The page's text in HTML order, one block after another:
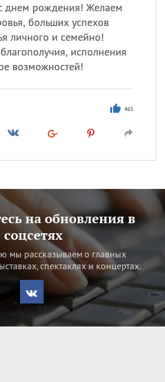
днем рождения! Желаем
больших успехов
личного и семейно!
исполнения
возможностей!
465
на обновления в
соцсетях
мы рассказываем о главных
спектаклях и концертах.